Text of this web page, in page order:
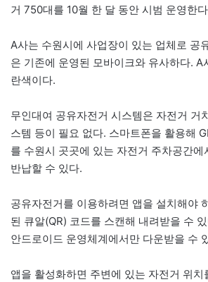
거 750대를 10월 한 달 동안 시범 운영한
A사는 수원시에 사업장이 있는 업체로 공
은 기존에 운영된 모바이크와 유사하다. A
란색이다.
무인대여 공유자전거 시스템은 자전거 거
스템 등이 필요 없다. 스마트폰을 활용해
를 수원시 곳곳에 있는 자전거 주차공간
반납할 수 있다.
공유자전거를 이용하려면 앱을 설치해야
된 큐알(QR) 코드를 스캔해 내려받을 수
안드로이드 운영체계에서만 다운받을 수
앱을 활성화하면 주변에 있는 자전거 위